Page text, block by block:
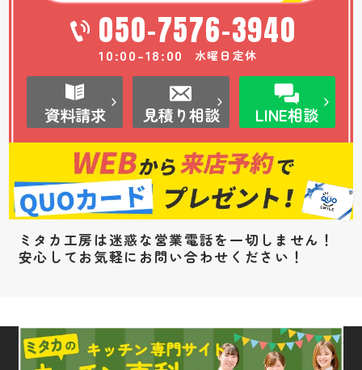
050-7576-3940
10:00-18:00 水曜日定休
資料請求 見積り相談 LINE相談
ミタカ工房は迷惑な営業電話を一切しません！
安心してお気軽にお問い合わせください！